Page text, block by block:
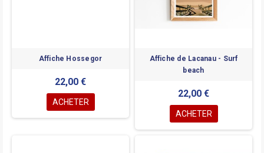
Affiche Hossegor
22,00 €
ACHETER
Affiche de Lacanau - Surf
beach
22,00 €
ACHETER